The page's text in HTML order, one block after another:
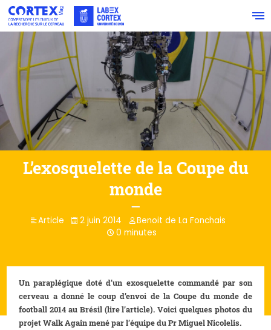
L’exosquelette de la Coupe du
monde
Article 2 juin 2014
Benoit de La Fonchais
0 minutes
Un paraplégique doté d’un exosquelette commandé par son
cerveau a donné le coup d’envoi de la Coupe du monde de
football 2014 au Brésil (lire l’article). Voici quelques photos du
projet Walk Again mené par l’équipe du Pr Miguel Nicolelis.